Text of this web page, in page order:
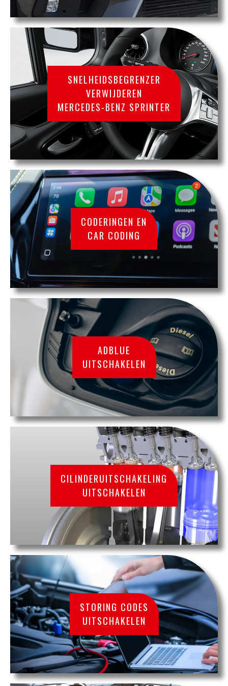
SNELHEIDSBEGRENZER
VERWIJDEREN
MERCEDES-BENZ SPRINTER
CODERINGEN EN
CAR CODING
ADBLUE
UITSCHAKELEN
CILINDERUITSCHAKELING
UITSCHAKELEN
STORING CODES
UITSCHAKELEN